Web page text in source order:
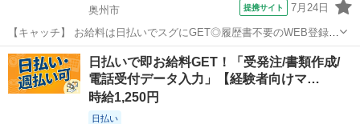
奥州市
提携サイト 7月24日
【キャッチ】 お給料は日払いでスグにGET◎履歴書不要のWEB登録
OK！「データ入力」高時給1200円！水沢周辺！20代～40代のスタッ
フが多数活躍中★ 【コメント】 弊社なら事前の職場見学が多数！お仕
事安心スタート★★ ...
岩手 奥州市 一般事務
日払いで即お給料GET！「受発注/書類作成/
電話受付データ入力」【経験者向けマ…
時給1,250円
日払い